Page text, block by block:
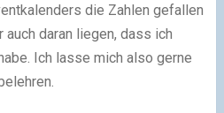
die Zahlen gefallen
auch daran liegen, dass ich
Ich lasse mich also gerne